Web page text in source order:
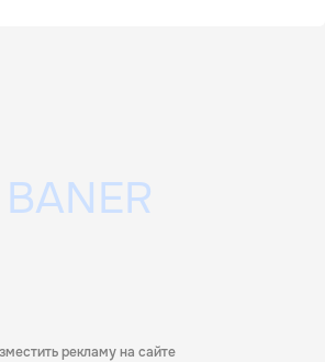
рекламу на сайте